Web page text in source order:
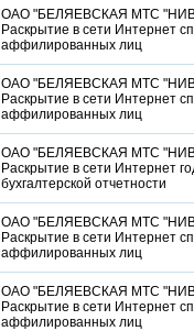
ОАО "БЕЛЯЕВСКАЯ МТС
Раскрытие в сети Интернет
аффилированных лиц
ОАО "БЕЛЯЕВСКАЯ МТС
Раскрытие в сети Интернет
аффилированных лиц
ОАО "БЕЛЯЕВСКАЯ МТС
Раскрытие в сети Интернет
бухгалтерской отчетности
ОАО "БЕЛЯЕВСКАЯ МТС
Раскрытие в сети Интернет
аффилированных лиц
ОАО "БЕЛЯЕВСКАЯ МТС
Раскрытие в сети Интернет
аффилированных лиц